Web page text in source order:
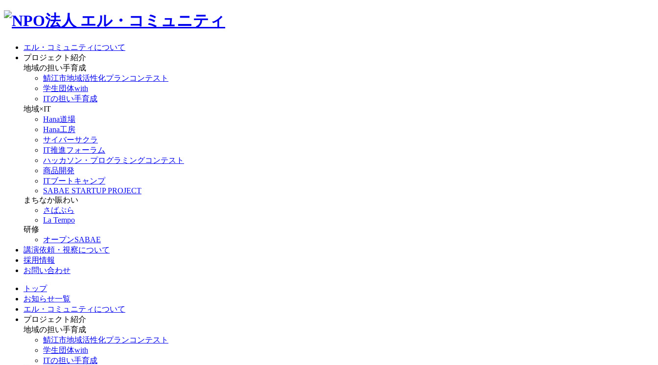
エル・コミュニティについて
プロジェクト紹介
地域の担い手育成
鯖江市地域活性化プランコンテスト
学生団体with
ITの担い手育成
地域×IT
Hana道場
Hana工房
サイバーサクラ
IT推進フォーラム
ハッカソン・プログラミングコンテスト
商品開発
ITブートキャンプ
SABAE STARTUP PROJECT
まちなか賑わい
さばぷら
La Tempo
研修
オープンSABAE
講演依頼・視察について
採用情報
お問い合わせ
トップ
お知らせ一覧
エル・コミュニティについて
プロジェクト紹介
地域の担い手育成
鯖江市地域活性化プランコンテスト
学生団体with
ITの担い手育成